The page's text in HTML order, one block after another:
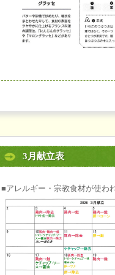
3月献立表
■アレルギー・宗教食材が使